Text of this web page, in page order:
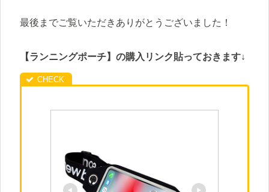
最後までご覧いただきありがとうございました！
【ランニングポーチ】の購入リンク貼っておきます↓